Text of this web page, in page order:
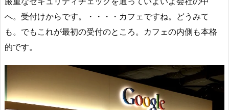
へ。受付けからです。・・・・カフェですね。どうみて
も。でもこれが最初の受付のところ。カフェの内側も本格
的です。